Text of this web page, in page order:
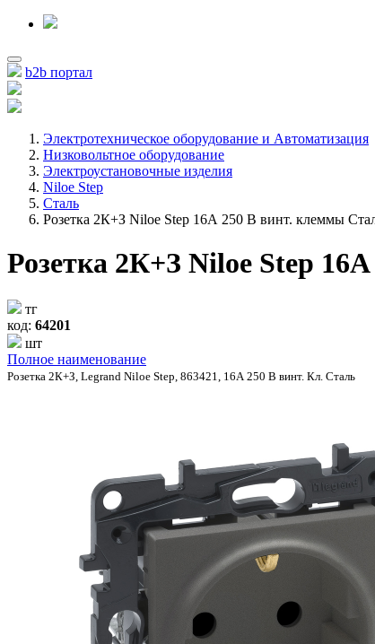
b2b портал
Электротехническое оборудование и Автоматизация
Низковольтное оборудование
Электроустановочные изделия
Niloe Step
Сталь
Розетка 2К+З Niloe Step 16А 250 В винт. клеммы
Розетка 2К+З Niloe Step
тг
код: 64201
шт
Полное наименование
Розетка 2К+З, Legrand Niloe Step, 863421, 16А 250 В винт. Кл. Сталь